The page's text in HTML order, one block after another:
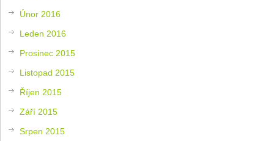
Únor 2016
Leden 2016
Prosinec 2015
Listopad 2015
Říjen 2015
Září 2015
Srpen 2015